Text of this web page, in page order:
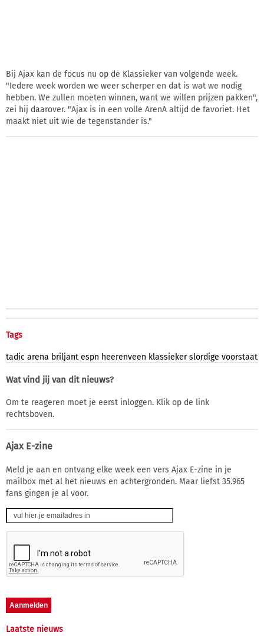
Bij Ajax kan de focus nu op de Klassieker van volgende week.
"Iedere week worden we weer scherper en dat is wat we nodig
hebben. We zullen moeten winnen, want we willen prijzen pakken",
zei hij daarover. "Ajax is in een volle ArenA altijd de favoriet. Het
maakt niet uit wie de tegenstander is."
Tags
tadic arena briljant espn heerenveen klassieker slordige voorstaat
Wat vind jij van dit nieuws?
Om te reageren moet je eerst inloggen. Klik op de link
rechtsboven.
Ajax E-zine
Meld je aan en ontvang elke week een vers Ajax E-zine in je
mailbox met al het nieuws en achtergronden. Maar liefst 35.965
fans gingen je al voor.
Laatste nieuws